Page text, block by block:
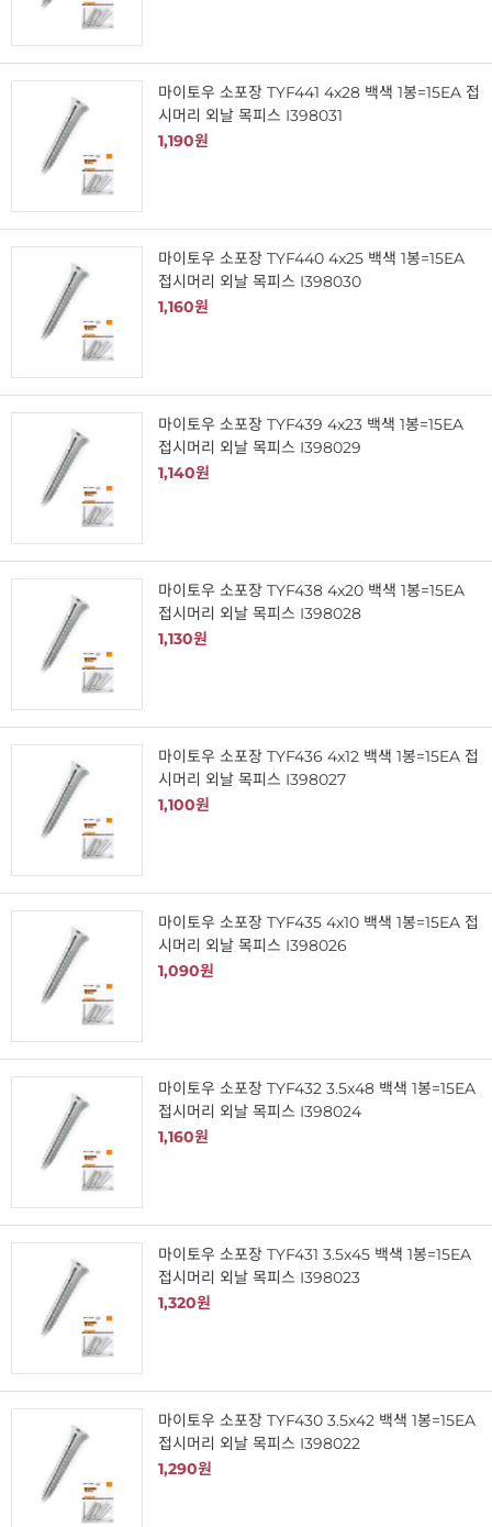
마이토우 소포장 TYF441 4x28 백색 1봉=15EA 접
시머리 외날 목피스 I398031
1,190원
마이토우 소포장 TYF440 4x25 백색 1봉=15EA
접시머리 외날 목피스 I398030
1,160원
마이토우 소포장 TYF439 4x23 백색 1봉=15EA
접시머리 외날 목피스 I398029
1,140원
마이토우 소포장 TYF438 4x20 백색 1봉=15EA
접시머리 외날 목피스 I398028
1,130원
마이토우 소포장 TYF436 4x12 백색 1봉=15EA 접
시머리 외날 목피스 I398027
1,100원
마이토우 소포장 TYF435 4x10 백색 1봉=15EA 접
시머리 외날 목피스 I398026
1,090원
마이토우 소포장 TYF432 3.5x48 백색 1봉=15EA
접시머리 외날 목피스 I398024
1,160원
마이토우 소포장 TYF431 3.5x45 백색 1봉=15EA
접시머리 외날 목피스 I398023
1,320원
마이토우 소포장 TYF430 3.5x42 백색 1봉=15EA
접시머리 외날 목피스 I398022
1,290원